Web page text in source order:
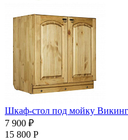
Шкаф-стол под мойку
7 900 ₽
15 800 Р